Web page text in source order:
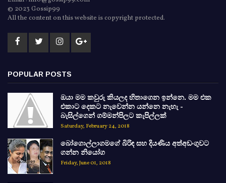
© 2023 Gossip99
All the content on this website is copyright protected.
POPULAR POSTS
ඔයා මම කවුරු කියලද හිතාගෙන ඉන්නෙ. මම එක
එකාට දෙකට නැවෙන්න යන්නෙ නැහැ -
බැසිල්ගෙන් ගම්මන්පිලට කැපිල්ලක්
Saturday, February 24, 2018
බෝගොල්ලාගමගේ බිරිඳ සහ දියණිය අත්අඩංගුවට
ගන්න නියෝග
Friday, June 01, 2018